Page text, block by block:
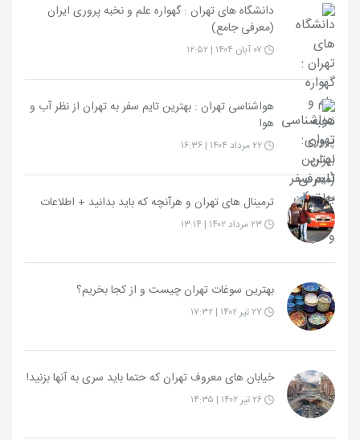
دانشگاه های تهران : گهواره علم و نخبه پروری ایران
(معرفی جامع)
هواشناسی تهران : بهترین تایم سفر به تهران از نظر آب و
هوا
ترمینال های تهران و هرآنچه که باید بدانید + اطلاعات
بهترین سوغات تهران چیست و از کجا بخریم؟
خیابان های معروف تهران که حتما باید سری به آنها بزنید!